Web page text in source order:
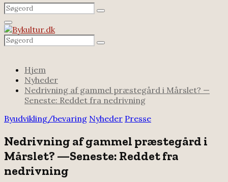
Search
for:
Search
Facebook
Email
Rss
Primary
Menu
Search
for:
Search
Hjem
Nyheder
Nedrivning af gammel præstegård i Mårslet? —
Seneste: Reddet fra nedrivning
Byudvikling/bevaring Nyheder Presse
Nedrivning af gammel præstegård i
Mårslet? —Seneste: Reddet fra
nedrivning